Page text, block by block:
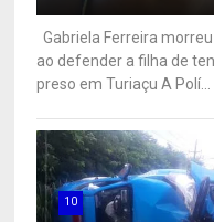
Gabriela Ferreira
ao defender a filha de
preso em Turiaçu A Polí...
10